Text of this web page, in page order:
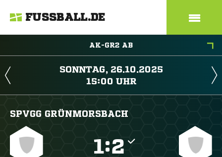
FUSSBALL.DE
AK-GR2 AB
 
 
SPVGG GRÜNMORSBACH
: